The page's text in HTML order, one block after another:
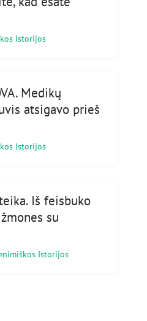
Istorijos
Medikų
atsigavo prieš
Istorijos
Iš feisbuko
su
Istorijos